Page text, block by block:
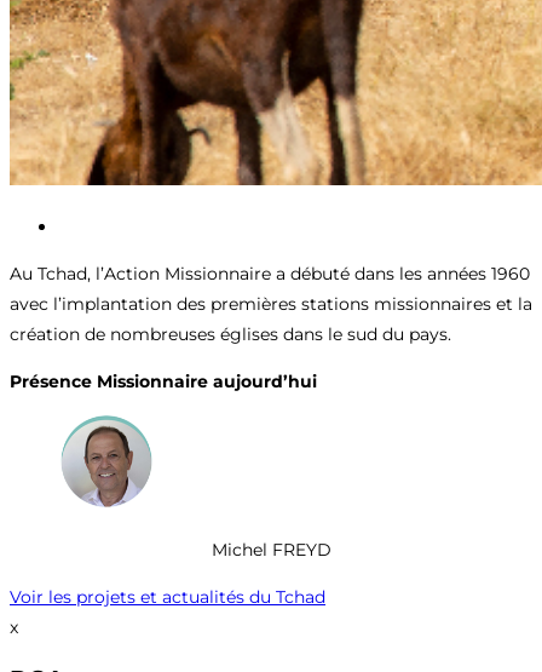
Au Tchad, l’Action Missionnaire a débuté dans les années 1960
avec l’implantation des premières stations missionnaires et la
création de nombreuses églises dans le sud du pays.
Présence Missionnaire aujourd’hui
Michel FREYD
Voir les projets et actualités du Tchad
x